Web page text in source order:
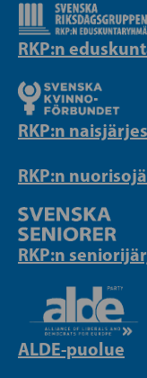
RKP:n
RKP:n
RKP:n
RKP:n
ALDE-puolue